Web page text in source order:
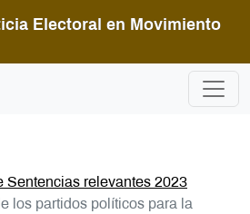
Electoral en Movimiento
Sentencias relevantes 2023
los partidos políticos para la